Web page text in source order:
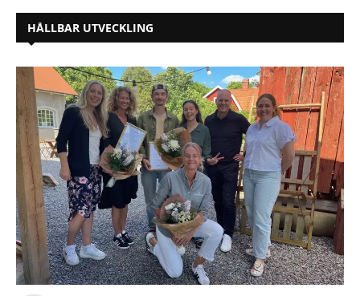
HÅLLBAR UTVECKLING